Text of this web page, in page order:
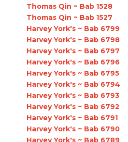
Thomas Qin ~ Bab 1528
Thomas Qin ~ Bab 1527
Harvey York's ~ Bab 6799
Harvey York's ~ Bab 6798
Harvey York's ~ Bab 6797
Harvey York's ~ Bab 6796
Harvey York's ~ Bab 6795
Harvey York's ~ Bab 6794
Harvey York's ~ Bab 6793
Harvey York's ~ Bab 6792
Harvey York's ~ Bab 6791
Harvey York's ~ Bab 6790
Harvey York's ~ Bab 6789